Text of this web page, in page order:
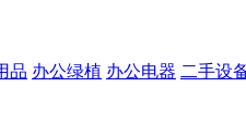
品 办公绿植 办公电器 二手设